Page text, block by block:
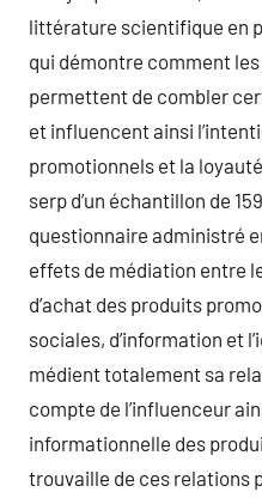
littérature scientifique en
qui démontre comment
permettent de combler
et influencent ainsi
promotionnels et la
serp d’un échantillon de
questionnaire administré
effets de médiation entre
d’achat des produits
sociales, d’information et
médient totalement sa
compte de l’influenceur
informationnelle des
trouvaille de ces relations